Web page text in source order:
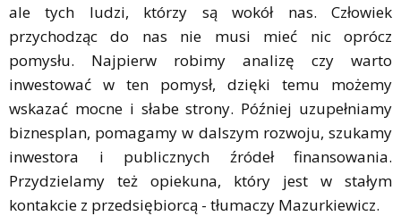
ale tych ludzi, którzy są wokół nas. Człowiek
przychodząc do nas nie musi mieć nic oprócz
pomysłu. Najpierw robimy analizę czy warto
inwestować w ten pomysł, dzięki temu możemy
wskazać mocne i słabe strony. Później uzupełniamy
biznesplan, pomagamy w dalszym rozwoju, szukamy
inwestora i publicznych źródeł finansowania.
Przydzielamy też opiekuna, który jest w stałym
kontakcie z przedsiębiorcą - tłumaczy Mazurkiewicz.